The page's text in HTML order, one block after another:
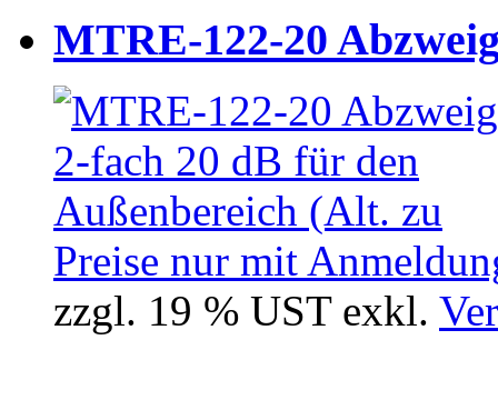
MTRE-122-20
Preise nur mit
zzgl. 19 % UST exkl.